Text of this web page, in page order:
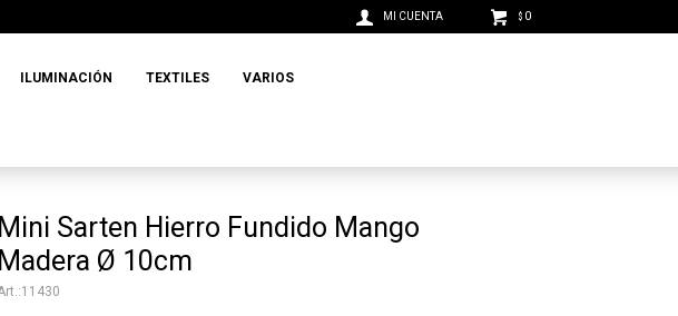
ILUMINACIÓN TEXTILES VARIOS
$ 0
Mini Sarten Hierro Fundido Mango
Madera Ø 10cm
11430